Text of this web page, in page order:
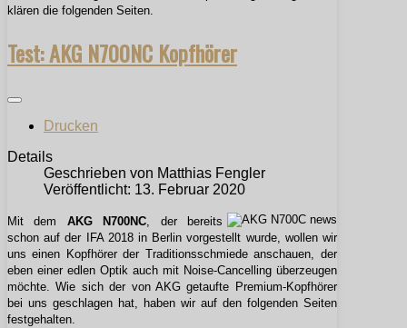
klären die folgenden Seiten.
Test: AKG N700NC Kopfhörer
Drucken
Details
Geschrieben von Matthias Fengler
Veröffentlicht: 13. Februar 2020
Mit dem AKG N700NC, der bereits
schon auf der IFA 2018 in Berlin vorgestellt wurde, wollen wir
uns einen Kopfhörer der Traditionsschmiede anschauen, der
eben einer edlen Optik auch mit Noise-Cancelling überzeugen
möchte. Wie sich der von AKG getaufte Premium-Kopfhörer
bei uns geschlagen hat, haben wir auf den folgenden Seiten
festgehalten.